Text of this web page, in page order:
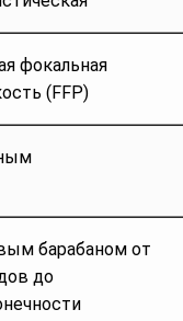
фокальная
(FFP)
барабаном от
до